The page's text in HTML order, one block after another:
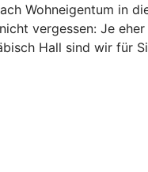
Wohneigentum in
vergessen: Je
Hall sind wir für